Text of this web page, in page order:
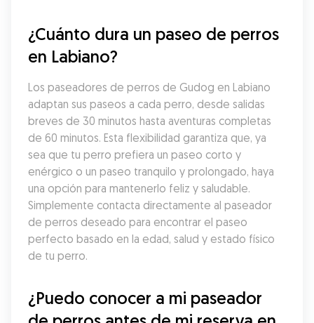
¿Cuánto dura un paseo de perros
en Labiano?
Los paseadores de perros de Gudog en Labiano
adaptan sus paseos a cada perro, desde salidas
breves de 30 minutos hasta aventuras completas
de 60 minutos. Esta flexibilidad garantiza que, ya
sea que tu perro prefiera un paseo corto y
enérgico o un paseo tranquilo y prolongado, haya
una opción para mantenerlo feliz y saludable.
Simplemente contacta directamente al paseador
de perros deseado para encontrar el paseo
perfecto basado en la edad, salud y estado físico
de tu perro.
¿Puedo conocer a mi paseador